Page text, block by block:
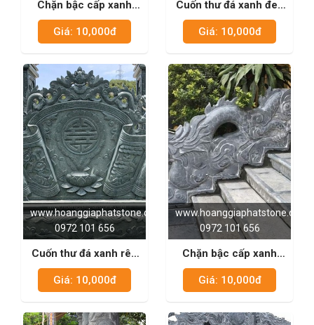
Chặn bậc cấp xanh
đen 06
Giá: 10,000đ
Cuốn thư đá xanh đen
10
Giá: 10,000đ
www.hoanggiaphatstone.com
0972 101 656
Cuốn thư đá xanh rêu
01
Giá: 10,000đ
www.hoanggiaphatstone.com
0972 101 656
Chặn bậc cấp xanh
đen 05
Giá: 10,000đ